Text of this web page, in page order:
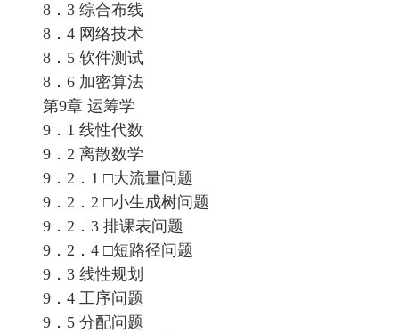
8．3 综合布线
8．4 网络技术
8．5 软件测试
8．6 加密算法
第9章 运筹学
9．1 线性代数
9．2 离散数学
9．2．1 □大流量问题
9．2．2 □小生成树问题
9．2．3 排课表问题
9．2．4 □短路径问题
9．3 线性规划
9．4 工序问题
9．5 分配问题